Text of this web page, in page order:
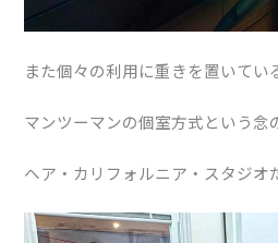
また個々の利用に重きを置いてい
マンツーマンの個室方式という念
ヘア・カリフォルニア・スタジオ